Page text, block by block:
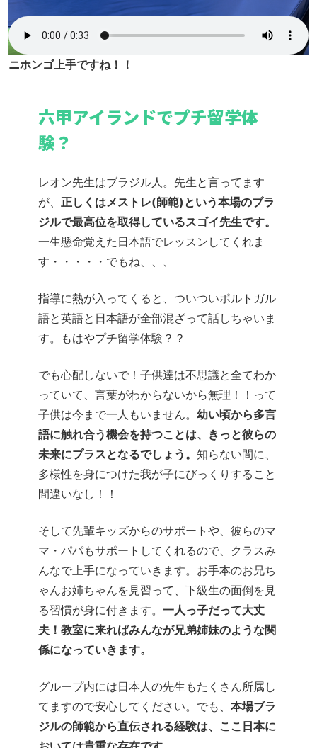
ニホンゴ上手ですね！！
六甲アイランドでプチ留学体
験？
レオン先生はブラジル人。 先生と言ってます
が、正しくはメストレ(師範)という本場のブラ
ジルで最高位を取得しているスゴイ先生です。
一生懸命覚えた日本語でレッスンしてくれま
す・・・・・でもね、、、
指導に熱が入ってくると、ついついポルトガル
語と英語と日本語が全部混ざって話しちゃいま
す。もはやプチ留学体験？？
でも心配しないで！子供達は不思議と全てわか
っていて、言葉がわからないから無理！！って
子供は今まで一人もいません。幼い頃から多言
語に触れ合う機会を持つことは、きっと彼らの
未来にプラスとなるでしょう。知らない間に、
多様性を身につけた我が子にびっくりすること
間違いなし！！
そして先輩キッズからのサポートや、彼らのマ
マ・パパもサポートしてくれるので、クラスみ
んなで上手になっていきます。 お手本のお兄ち
ゃんお姉ちゃんを見習って、下級生の面倒を見
る習慣が身に付きます。一人っ子だって大丈
夫！教室に来ればみんなが兄弟姉妹のような関
係になっていきます。
グループ内には日本人の先生もたくさん所属し
てますので安心してください。 でも、本場ブラ
ジルの師範から直伝される経験は、ここ日本に